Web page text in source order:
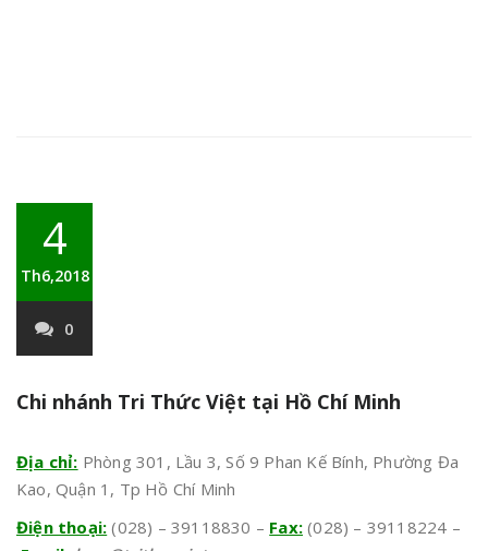
4
Th6,2018
0
Chi nhánh Tri Thức Việt tại Hồ Chí Minh
Địa chỉ: Phòng 301, Lầu 3, Số 9 Phan Kế Bính, Phường Đa
Kao, Quận 1, Tp Hồ Chí Minh
Điện thoại: (028) – 39118830 – Fax: (028) – 39118224 –